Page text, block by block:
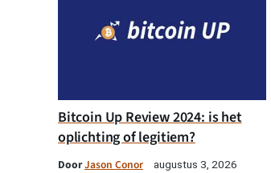
Bitcoin Up Review 2024: is het
oplichting of legitiem?
DoorJason Conor augustus 3, 2026